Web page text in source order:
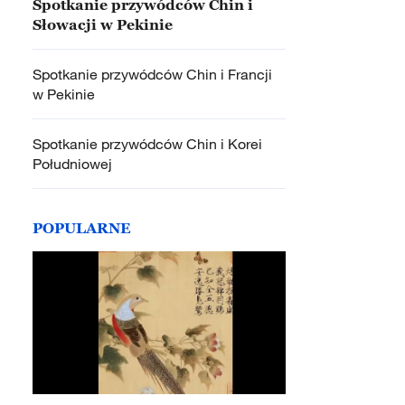
Spotkanie przywódców Chin i
Słowacji w Pekinie
Spotkanie przywódców Chin i Francji
w Pekinie
Spotkanie przywódców Chin i Korei
Południowej
POPULARNE